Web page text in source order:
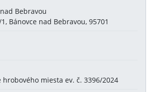
Bebravou
Bánovce nad Bebravou, 95701
miesta ev. č. 3396/2024